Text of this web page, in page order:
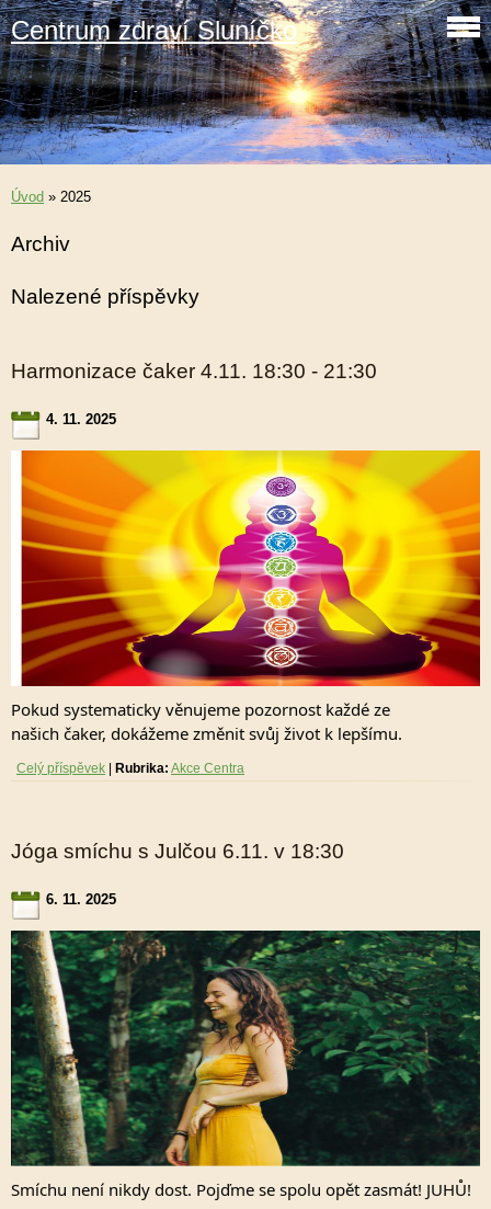
Centrum zdraví Sluníčko
Úvod » 2025
Archiv
Nalezené příspěvky
Harmonizace čaker 4.11. 18:30 - 21:30
4. 11. 2025
Pokud systematicky věnujeme pozornost každé ze
našich čaker, dokážeme změnit svůj život k lepšímu.
Celý příspěvek Rubrika: Akce Centra
Jóga smíchu s Julčou 6.11. v 18:30
6. 11. 2025
Smíchu není nikdy dost. Pojďme se spolu opět zasmát! JUHŮ!